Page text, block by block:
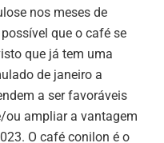
nos meses de
que o café se
que já tem uma
de janeiro a
a ser favoráveis
ou ampliar a vantagem
O café conilon é o